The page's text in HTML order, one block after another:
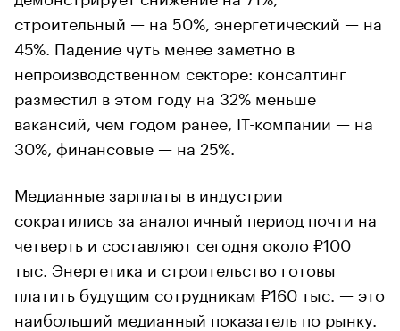
строительный — на 50%, энергетический — на
45%. Падение чуть менее заметно в
непроизводственном секторе: консалтинг
разместил в этом году на 32% меньше
вакансий, чем годом ранее, IT-компании — на
30%, финансовые — на 25%.
Медианные зарплаты в индустрии
сократились за аналогичный период почти на
четверть и составляют сегодня около ₽100
тыс. Энергетика и строительство готовы
платить будущим сотрудникам ₽160 тыс. — это
наибольший медианный показатель по рынку.